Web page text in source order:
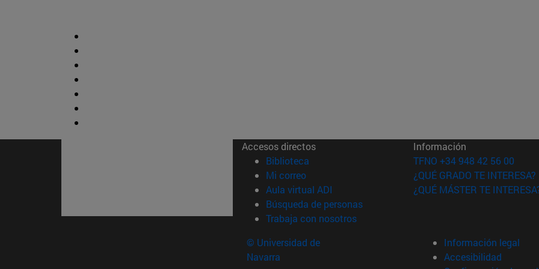
Accesos directos
Biblioteca (abre en nueva ventana)
Mi correo(abre en nueva ventana)
Aula virtual ADI (abre en nueva ventana)
Búsqueda de personas(abre en nueva ventana)
Trabaja con nosotros(abre en nueva ventana)
Información
TFNO +34 948 42 56 00
¿QUÉ GRADO TE INTERESA?
¿QUÉ MÁSTER TE
© Universidad de
Navarra
Información legal
Accesibilidad